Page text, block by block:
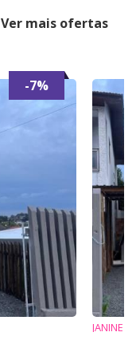
Ver mais ofertas
-7%
JANINE